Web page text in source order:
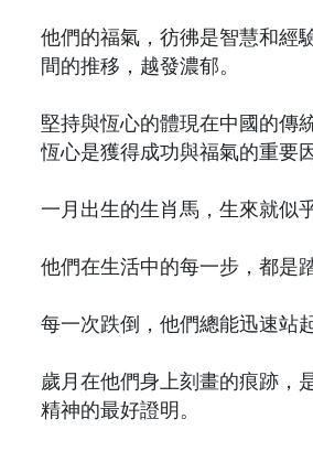
他們的福氣，彷彿是智慧和經
間的推移，越發濃郁。
堅持與恆心的體現在中國的傳
恆心是獲得成功與福氣的重要
一月出生的生肖馬，生來就似
他們在生活中的每一步，都是
每一次跌倒，他們總能迅速站
歲月在他們身上刻畫的痕跡，
精神的最好證明。